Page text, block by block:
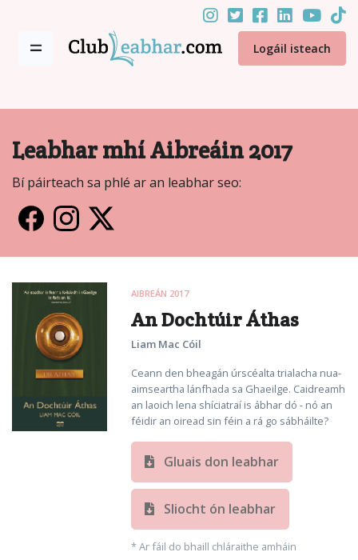
Logáil isteach
Leabhar mhí Aibreáin 2017
Bí páirteach sa phlé ar an leabhar seo:
AIBREÁN 2017
An Dochtúir Áthas
Liam Mac Cóil
Ceann den bheagán úrscéalta trialacha nua-
aimseartha lánfhada sa Ghaeilge. Caidreamh
an laoich lena shíciatraí is ábhar dó - nó an
féidir an oiread sin féin a rá go sábháilte?
Gluais don leabhar
Sliocht ón leabhar
* Ar fáil do bhaill chláraithe amháin